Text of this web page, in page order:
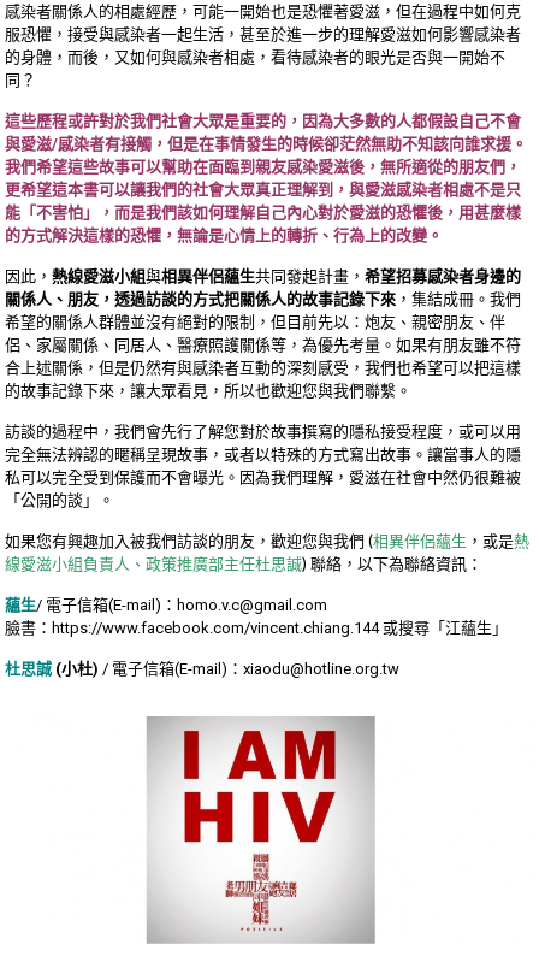
感染者關係人的相處經歷，可能一開始也是恐懼著愛滋，但在過程中如何克
服恐懼，接受與感染者一起生活，甚至於進一步的理解愛滋如何影響感染者
的身體，而後，又如何與感染者相處，看待感染者的眼光是否與一開始不
同？
這些歷程或許對於我們社會大眾是重要的，因為大多數的人都假設自己不會
與愛滋/感染者有接觸，但是在事情發生的時候卻茫然無助不知該向誰求援。
我們希望這些故事可以幫助在面臨到親友感染愛滋後，無所適從的朋友們，
更希望這本書可以讓我們的社會大眾真正理解到，與愛滋感染者相處不是只
能「不害怕」，而是我們該如何理解自己內心對於愛滋的恐懼後，用甚麼樣
的方式解決這樣的恐懼，無論是心情上的轉折、行為上的改變。
因此，熱線愛滋小組與相異伴侶蘊生共同發起計畫，希望招募感染者身邊的
關係人、朋友，透過訪談的方式把關係人的故事記錄下來 ，集結成冊。我們
希望的關係人群體並沒有絕對的限制，但目前先以：炮友、親密朋友、伴
侶、家屬關係、同居人、醫療照護關係等，為優先考量。如果有朋友雖不符
合上述關係，但是仍然有與感染者互動的深刻感受，我們也希望可以把這樣
的故事記錄下來，讓大眾看見，所以也歡迎您與我們聯繫。
訪談的過程中，我們會先行了解您對於故事撰寫的隱私接受程度，或可以用
完全無法辨認的暱稱呈現故事，或者以特殊的方式寫出故事。讓當事人的隱
私可以完全受到保護而不會曝光。因為我們理解，愛滋在社會中然仍很難被
「公開的談」。
如果您有興趣加入被我們訪談的朋友，歡迎您與我們 (相異伴侶蘊生 ，或是熱
線愛滋小組負責人、政策推廣部主任杜思誠) 聯絡，以下為聯絡資訊：
蘊生/ 電子信箱(E-mail)： homo.v.c@gmail.com
臉書： https://www.facebook.com/vincent.chiang.144或搜尋「江蘊生」
杜思誠 (小杜) / 電子信箱(E-mail)：xiaodu@hotline.org.tw